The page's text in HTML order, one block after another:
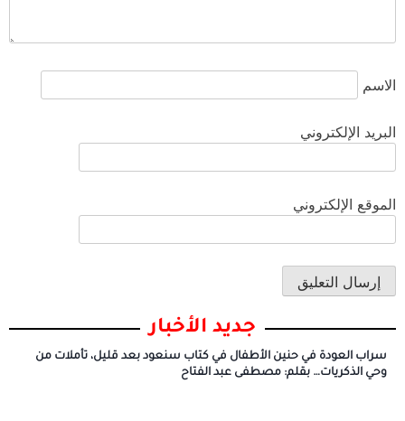
الاسم
البريد الإلكتروني
الموقع الإلكتروني
جديد الأخبار
سراب العودة في حنين الأطفال في كتاب سنعود بعد قليل، تأملات من
وحي الذكريات… بقلم: مصطفى عبد الفتاح